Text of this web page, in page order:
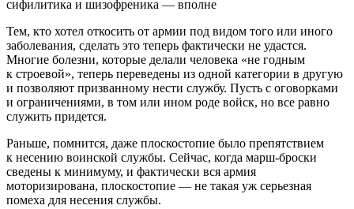
Тем, кто хотел откосить от армии под видом того или иного
заболевания, сделать это теперь фактически не удастся.
Многие болезни, которые делали человека «не годным
к строевой», теперь переведены из одной категории в другую
и позволяют призванному нести службу. Пусть с оговорками
и ограничениями, в том или ином роде войск, но все равно
служить придется.
Раньше, помнится, даже плоскостопие было препятствием
к несению воинской службы. Сейчас, когда марш-броски
сведены к минимуму, и фактически вся армия
моторизирована, плоскостопие — не такая уж серьезная
помеха для несения службы.